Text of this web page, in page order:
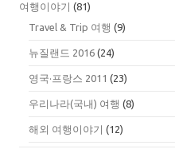
여행이야기 (81)
Travel & Trip 여행 (9)
뉴질랜드 2016 (24)
영국·프랑스 2011 (23)
우리나라(국내) 여행 (8)
해외 여행이야기 (12)